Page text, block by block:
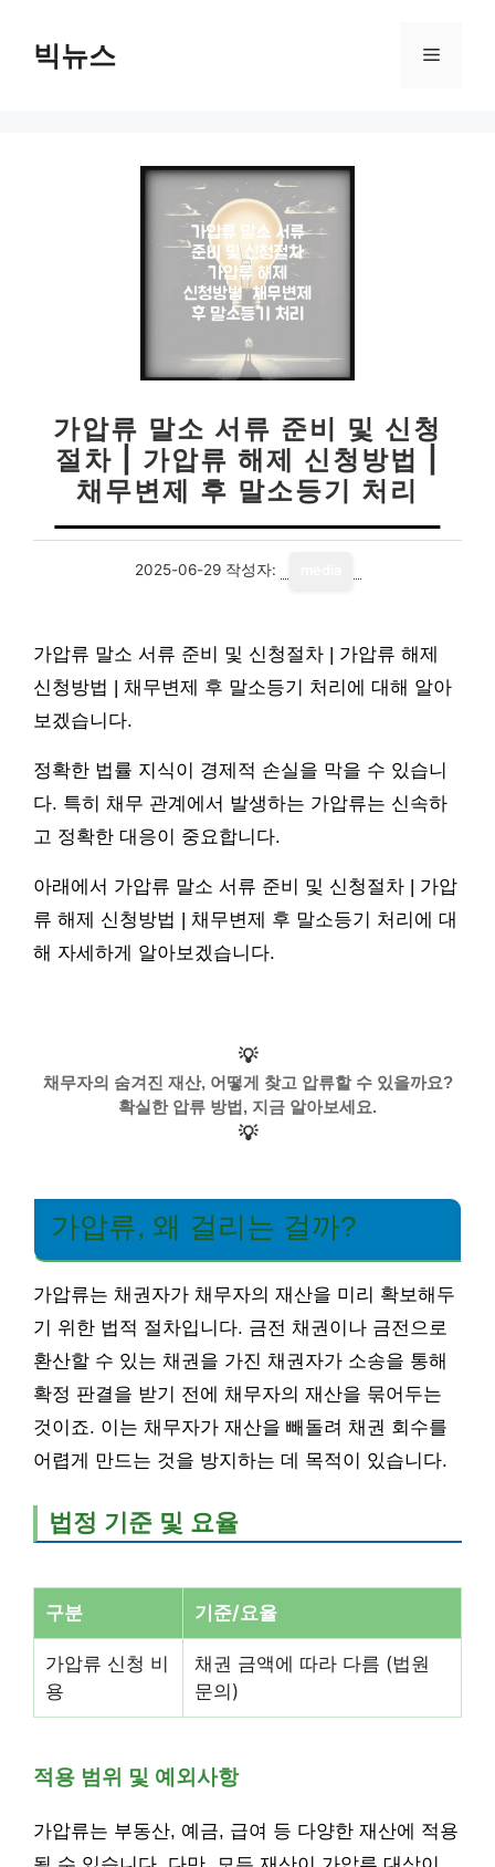
빅뉴스 메
가압류 말소 서류 준비 및 신청
절차 | 가압류 해제 신청방법 |
채무변제 후 말소등기 처리
2025-06-29 작성자:
가압류 말소 서류 준비 및 신청절차 | 가압류 해제
신청방법 | 채무변제 후 말소등기 처리에 대해 알아
보겠습니다.
정확한 법률 지식이 경제적 손실을 막을 수 있습니
다. 특히 채무 관계에서 발생하는 가압류는 신속하
고 정확한 대응이 중요합니다.
아래에서 가압류 말소 서류 준비 및 신청절차 | 가압
류 해제 신청방법 | 채무변제 후 말소등기 처리에 대
해 자세하게 알아보겠습니다.
💡
채무자의 숨겨진 재산, 어떻게 찾고 압류할 수 있을까요?
확실한 압류 방법, 지금 알아보세요.
💡
가압류, 왜 걸리는 걸까?
가압류는 채권자가 채무자의 재산을 미리 확보해두
기 위한 법적 절차입니다. 금전 채권이나 금전으로
환산할 수 있는 채권을 가진 채권자가 소송을 통해
확정 판결을 받기 전에 채무자의 재산을 묶어두는
것이죠. 이는 채무자가 재산을 빼돌려 채권 회수를
어렵게 만드는 것을 방지하는 데 목적이 있습니다.
법정 기준 및 요율
구분 기준/요율
가압류 신청 비
용
채권 금액에 따라 다름 (법원
문의)
적용 범위 및 예외사항
가압류는 부동산, 예금, 급여 등 다양한 재산에 적용